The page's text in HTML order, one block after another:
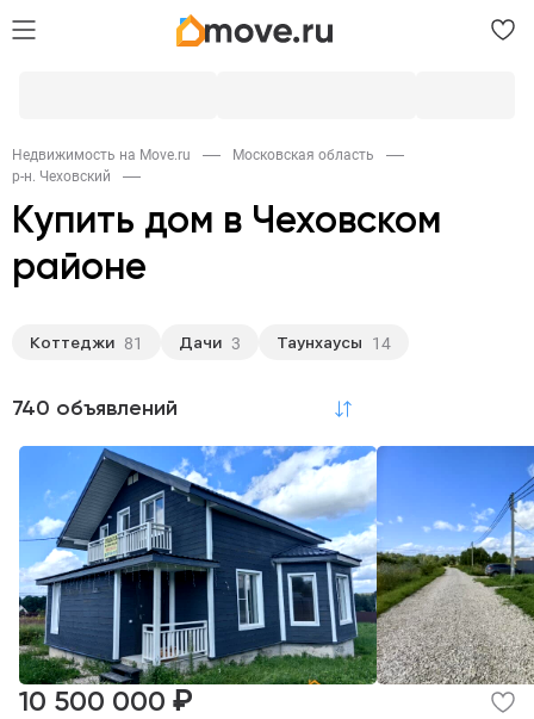
Недвижимость на Move.ru
Московская область
р-н. Чеховский
Купить дом в Чеховском
районе
Коттеджи 81 Дачи 3 Таунхаусы 14
740 объявлений
10 500 000 ₽